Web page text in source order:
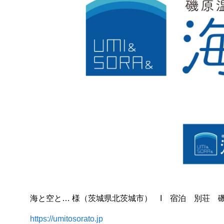
海と空と… 様（茨城県北茨城市） I 宿泊 別荘
https://umitosorato.jp